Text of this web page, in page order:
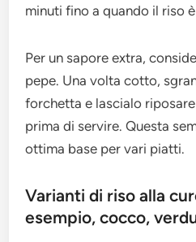
minuti fino a quando il riso
Per un sapore extra,
pepe. Una volta cotto,
forchetta e lascialo
prima di servire. Questa
ottima base per vari piatti.
Varianti di riso alla
esempio, cocco,